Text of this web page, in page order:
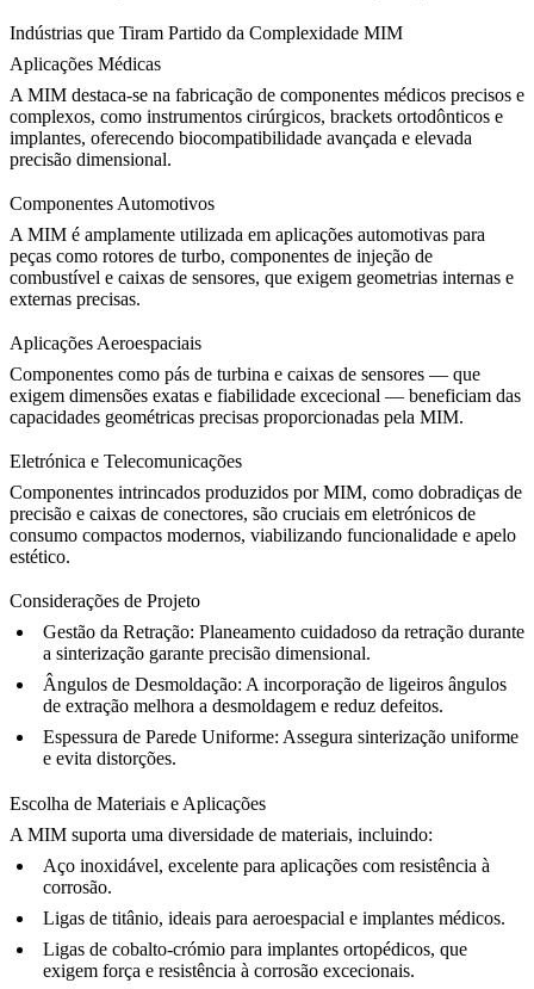
Indústrias que Tiram Partido da Complexidade MIM
Aplicações Médicas
A MIM destaca-se na fabricação de componentes médicos precisos e
complexos, como instrumentos cirúrgicos, brackets ortodônticos e
implantes, oferecendo biocompatibilidade avançada e elevada
precisão dimensional.
Componentes Automotivos
A MIM é amplamente utilizada em aplicações automotivas para
peças como rotores de turbo, componentes de injeção de
combustível e caixas de sensores, que exigem geometrias internas e
externas precisas.
Aplicações Aeroespaciais
Componentes como pás de turbina e caixas de sensores — que
exigem dimensões exatas e fiabilidade excecional — beneficiam das
capacidades geométricas precisas proporcionadas pela MIM.
Eletrónica e Telecomunicações
Componentes intrincados produzidos por MIM, como dobradiças de
precisão e caixas de conectores, são cruciais em eletrónicos de
consumo compactos modernos, viabilizando funcionalidade e apelo
estético.
Considerações de Projeto
Gestão da Retração: Planeamento cuidadoso da retração durante
a sinterização garante precisão dimensional.
Ângulos de Desmoldação: A incorporação de ligeiros ângulos
de extração melhora a desmoldagem e reduz defeitos.
Espessura de Parede Uniforme: Assegura sinterização uniforme
e evita distorções.
Escolha de Materiais e Aplicações
A MIM suporta uma diversidade de materiais, incluindo:
Aço inoxidável, excelente para aplicações com resistência à
corrosão.
Ligas de titânio, ideais para aeroespacial e implantes médicos.
Ligas de cobalto-crómio para implantes ortopédicos, que
exigem força e resistência à corrosão excecionais.